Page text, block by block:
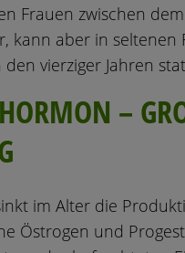
Frauen zwischen
kann aber in seltenen
vierziger Jahren
–
im Alter die
Östrogen und